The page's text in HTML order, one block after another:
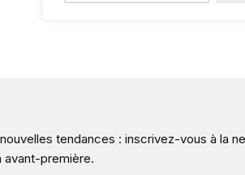
tendances : inscrivez-vous à la
première.